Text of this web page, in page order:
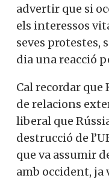
advertir que si
els interessos
seves protestes,
dia una reacció
Cal recordar que
de relacions
liberal que
destrucció de
que va assumir
amb occident, ja